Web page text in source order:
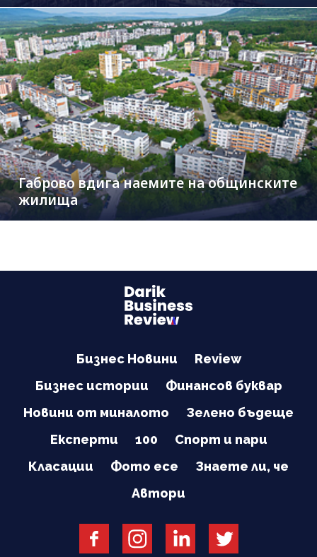
Габрово вдига наемите на общинските
жилища
Бизнес Новини
Review
Бизнес истории
Финансов буквар
Новини от миналото
Зелено бъдеще
Експерти
100
Спорт и пари
Класации
Фото есе
Знаете ли, че
Автори